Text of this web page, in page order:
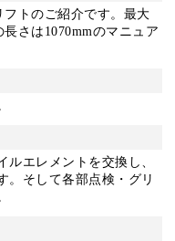
トのご紹介です。最大
さは1070mmのマニュア
エレメントを交換し、
。そして各部点検・グリ